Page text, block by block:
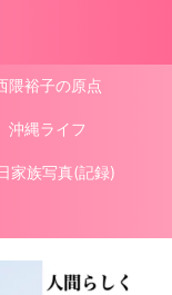
隈裕子の原点
沖縄ライフ
家族写真(記録)